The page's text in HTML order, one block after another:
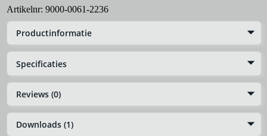
Artikelnr: 9000-0061-2236
Productinformatie
Specificaties
Reviews (0)
Downloads (1)